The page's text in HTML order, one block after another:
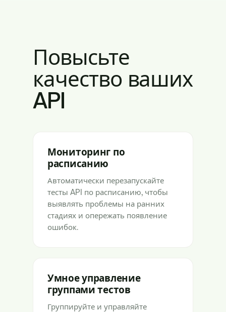
Повысьте
качество ваших
API
Мониторинг по
расписанию
Автоматически перезапускайте
тесты API по расписанию, чтобы
выявлять проблемы на ранних
стадиях и опережать появление
ошибок.
Умное управление
группами тестов
Группируйте и управляйте